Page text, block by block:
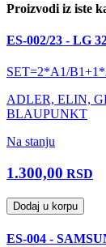
Proizvodi iz iste
ES-002/23 - LG
SET=2*A1/
ADLER, ELIN,
BLAUPUNKT
Na stanju
1.300,00 RSD
Dodaj u korpu
ES-004 -